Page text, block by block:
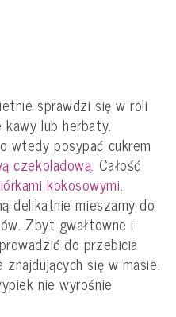
sprawdzi się w roli
lub herbaty.
wtedy posypać cukrem
czekoladową. Całość
kokosowymi.
delikatnie mieszamy do
Zbyt gwałtowne i
do przebicia
się w masie.
nie wyrośnie